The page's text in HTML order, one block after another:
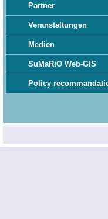
Partner
Veranstaltungen
Medien
SuMaRiO Web-GIS
Policy